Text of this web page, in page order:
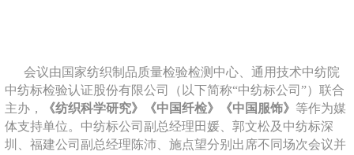
会议由国家纺织制品质量检验检测中心、通用技术中纺院
中纺标检验认证股份有限公司（以下简称“中纺标公司”）联合
主办，
《纺织科学研究》《中国纤检》《中国服饰》 等作为媒
体支持单位。中纺标公司副总经理田媛、郭文松及中纺标深
圳、福建公司副总经理陈沛、施点望分别出席不同场次会议并